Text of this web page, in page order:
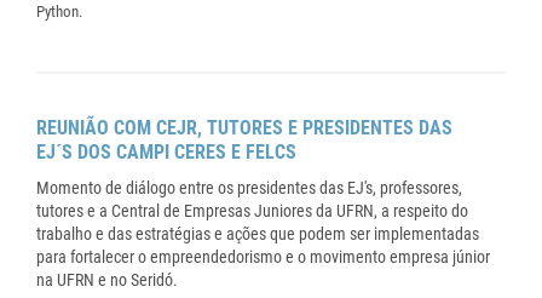
Python.
REUNIÃO COM CEJR, TUTORES E PRESIDENTES DAS
EJ´S DOS CAMPI CERES E FELCS
Momento de diálogo entre os presidentes das EJ's, professores,
tutores e a Central de Empresas Juniores da UFRN, a respeito do
trabalho e das estratégias e ações que podem ser implementadas
para fortalecer o empreendedorismo e o movimento empresa júnior
na UFRN e no Seridó.